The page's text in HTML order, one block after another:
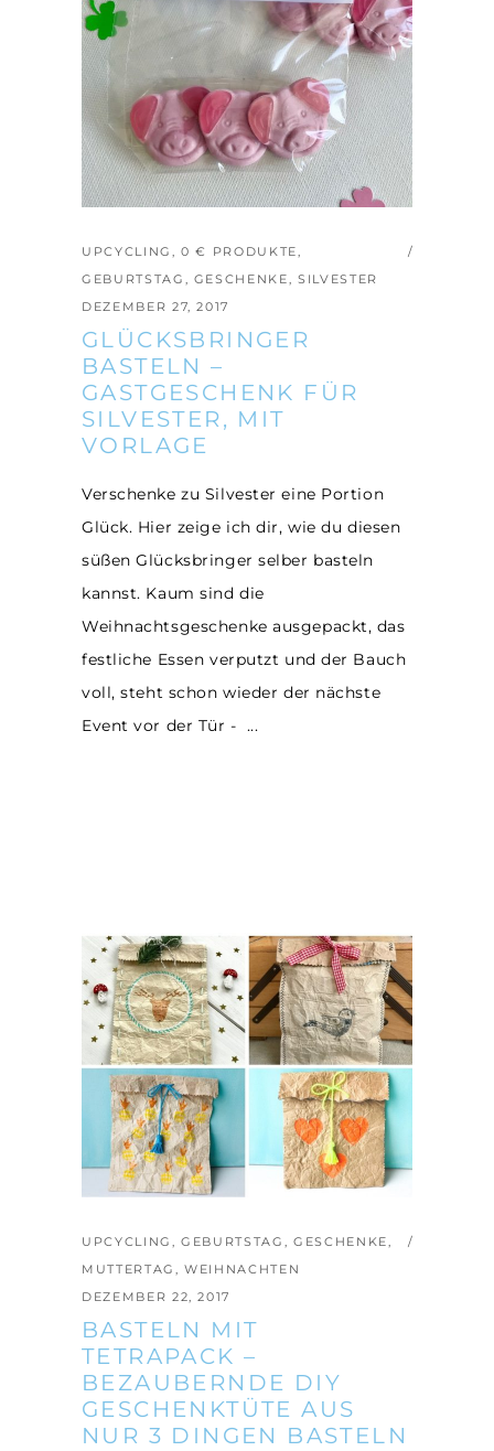
UPCYCLING ,0 € PRODUKTE,
GEBURTSTAG , GESCHENKE, SILVESTER
DEZEMBER 27, 2017
GLÜCKSBRINGER
BASTELN –
GASTGESCHENK FÜR
SILVESTER, MIT
VORLAGE
Verschenke zu Silvester eine Portion
Glück. Hier zeige ich dir, wie du diesen
süßen Glücksbringer selber basteln
kannst. Kaum sind die
Weihnachtsgeschenke ausgepackt, das
festliche Essen verputzt und der Bauch
voll, steht schon wieder der nächste
Event vor der Tür -
UPCYCLING ,GEBURTSTAG , GESCHENKE,
MUTTERTAG ,WEIHNACHTEN
DEZEMBER 22, 2017
BASTELN MIT
TETRAPACK –
BEZAUBERNDE DIY
GESCHENKTÜTE AUS
NUR 3 DINGEN BASTELN